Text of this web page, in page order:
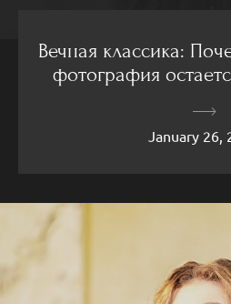
Вечная классика:
фотография
January 26,